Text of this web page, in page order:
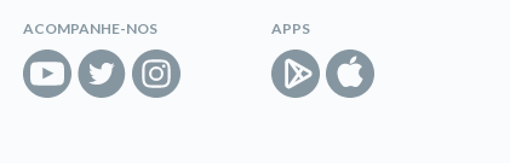
ACOMPANHE-NOS APPS